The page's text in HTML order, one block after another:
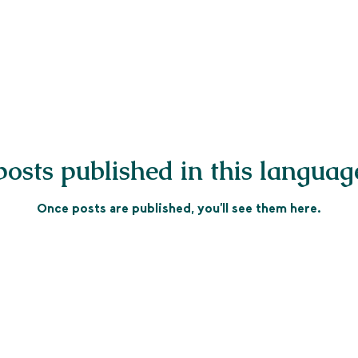
published in this
Once posts are published, you’ll see them here.